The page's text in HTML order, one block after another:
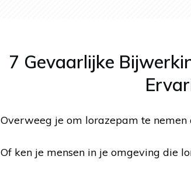
7 Gevaarlijke
Overweeg je om lorazepam te
Of ken je mensen in je omgeving die